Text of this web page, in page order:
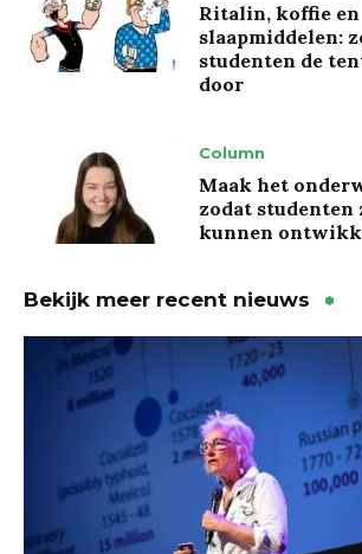
Ritalin, koffie en
slaapmiddelen:
studenten de
door
Column
Maak het
zodat studenten
kunnen
Bekijk meer recent nieuws